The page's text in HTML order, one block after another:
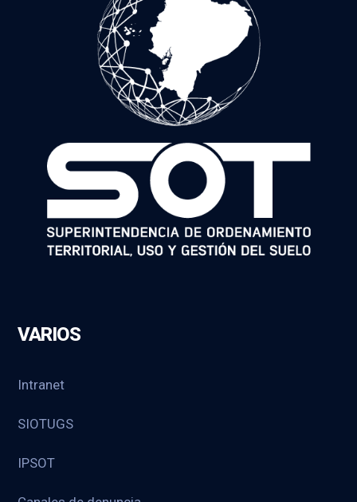
VARIOS
Intranet
SIOTUGS
IPSOT